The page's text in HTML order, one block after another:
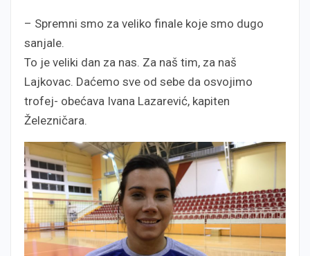
– Spremni smo za veliko finale koje smo dugo
sanjale.
To je veliki dan za nas. Za naš tim, za naš
Lajkovac. Daćemo sve od sebe da osvojimo
trofej- obećava Ivana Lazarević, kapiten
Železničara.